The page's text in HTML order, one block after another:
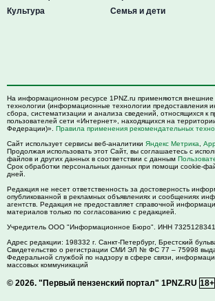
Культура
Семья и дети
На информационном ресурсе 1PNZ.ru применяются внешние
технологии (информационные технологии предоставления
сбора, систематизации и анализа сведений, относящихся к
пользователей сети «Интернет», находящихся на
Федерации)». Правила применения рекомендательных
Сайт использует сервисы веб-аналитики Яндекс Метрика
Продолжая использовать этот Сайт, вы соглашаетесь с
файлов и других данных в соответствии с данным
Срок обработки персональных данных при помощи cookie-
дней.
Редакция не несет ответственность за достоверность
опубликованной в рекламных объявлениях и сообщениях
агентств. Редакция не предоставляет справочной
материалов только по согласованию с редакцией.
Учредитель ООО "Информационное Бюро". ИНН
Адрес редакции: 198332 г. Санкт-Петербург, Брестский
Свидетельство о регистрации СМИ ЭЛ № ФС 77 – 75998
Федеральной службой по надзору в сфере связи,
массовых коммуникаций
© 2026. "Первый пензенский портал" 1PNZ.RU 18+